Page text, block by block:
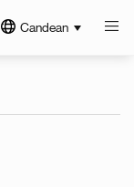
Candean